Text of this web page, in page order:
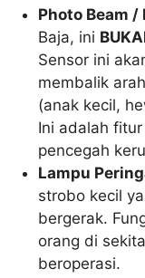
Photo Beam
Baja, ini
Sensor ini
membalik
(anak kecil,
Ini adalah
pencegah
Lampu
strobo kecil
bergerak.
orang di
beroperasi.